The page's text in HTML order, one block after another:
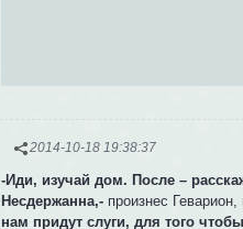
2014-10-18 19:38:37
-Иди, изучай дом. После –
Несдержанна,- произнес
нам придут слуги, для того